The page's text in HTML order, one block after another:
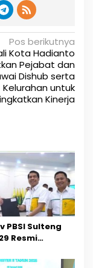
Pos berikutnya
Kota Hadianto
Pejabat dan
Dishub serta
Kelurahan untuk
Kinerja
PBSI Sulteng
Resmi
Atlet Daerah